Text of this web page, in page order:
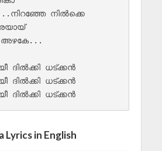
നിൽക്കെ
ദിൽക്കി ധട്ക്കൻ
ദിൽക്കി ധട്ക്കൻ
ദിൽക്കി ധട്ക്കൻ
Lyrics in English